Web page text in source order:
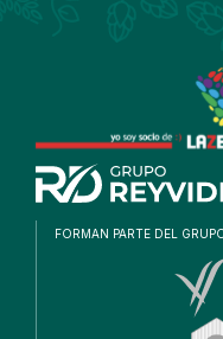
FORMAN PARTE DEL